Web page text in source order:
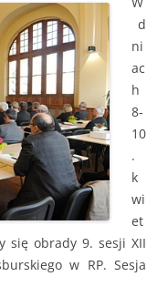
d
ni
ac
h
8-
10
.
k
wi
et
się obrady 9. sesji XII
w RP. Sesja